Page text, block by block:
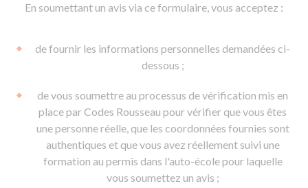
En soumettant un avis via ce formulaire, vous acceptez :
de fournir les informations personnelles demandées ci-
dessous ;
de vous soumettre au processus de vérification mis en
place par Codes Rousseau pour vérifier que vous êtes
une personne réelle, que les coordonnées fournies sont
authentiques et que vous avez réellement suivi une
formation au permis dans l'auto-école pour laquelle
vous soumettez un avis ;